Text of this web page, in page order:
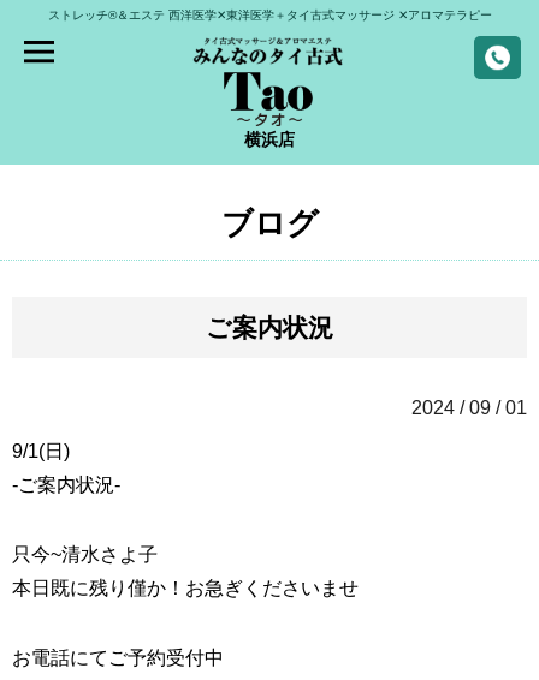
ストレッチ®＆エステ 西洋医学✕東洋医学＋タイ古式マッサージ ✕アロマテラピー
横浜店
ブログ
ご案内状況
2024 / 09 / 01
9/1(日)
-ご案内状況-
只今~清水さよ子
本日既に残り僅か！お急ぎくださいませ
お電話にてご予約受付中